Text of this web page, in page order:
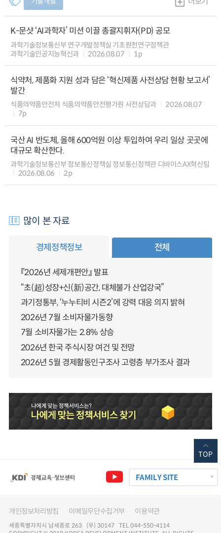
K-문샷 ‘AI과학자’ 미션 이끌 총괄지휘자(PD) 공모
과학기술정보통신부 연구개발정책실 기초원천연구정책관
과학기술인공지능혁신과
2026.08.07 1p
식약처, 제품화 지원 성과 담은 ‘혁신제품 사전상담 현황 보고서’
발간
식품의약품안전처 식품의약품안전평가원 사전상담과
2026.08.07
7p
국산 AI 반도체, 올해 600억원 이상 투입하여 우리 일상 곳곳에
대규모 확산한다.
과학기술정보통신부 정보통신정책실 정보통신정책관 디바이스AX혁신팀
2026.08.06
2p
많이 본 자료
경제정책정보 전체
『2026년 세제개편안』 발표
“초(超)성장+신(新)공간, 대체불가 산업강국”
과기정통부, ‘누누티비 시즌2’에 강력 대응 의지 밝혀
2026년 7월 소비자물가동향
7월 소비자물가는 2.8% 상승
2026년 한국 주식시장 여건 및 전망
2026년 5월 경제활동인구조사 고령층 부가조사 결과
FAMILY SITE
개인정보처리방침 이메일무단수집거부 이용약관
세종특별자치시 남세종로 263 (우) 30147 TEL 044-550-4114
TOP